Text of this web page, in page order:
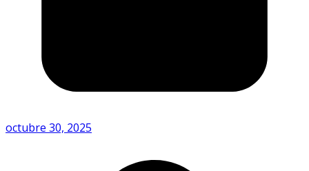
octubre 30, 2025